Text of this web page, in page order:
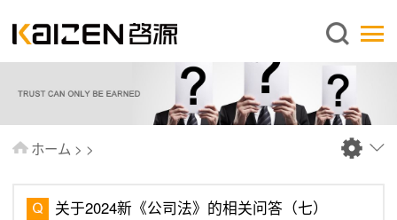
日本語
企業情報
事業内容
情報
ホーム > >
关于2024新《公司法》的相关问答（七）